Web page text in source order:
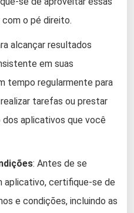
o pé direito.
alcançar resultados
em suas
tempo regularmente para
tarefas ou prestar
aplicativos que você
: Antes de se
aplicativo, certifique-se de
e condições, incluindo as